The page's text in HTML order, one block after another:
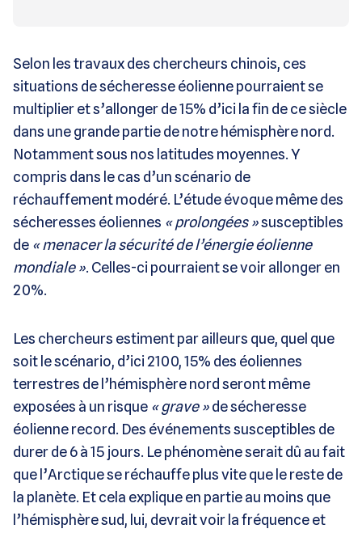
Selon les travaux des chercheurs chinois, ces
situations de sécheresse éolienne pourraient se
multiplier et s’allonger de 15% d’ici la fin de ce siècle
dans une grande partie de notre hémisphère nord.
Notamment sous nos latitudes moyennes. Y
compris dans le cas d’un scénario de
réchauffement modéré. L’étude évoque même des
sécheresses éoliennes « prolongées »susceptibles
de « menacer la sécurité de l’énergie éolienne
mondiale ». Celles-ci pourraient se voir allonger en
20%.
Les chercheurs estiment par ailleurs que, quel que
soit le scénario, d’ici 2100, 15% des éoliennes
terrestres de l’hémisphère nord seront même
exposées à un risque « grave »de sécheresse
éolienne record. Des événements susceptibles de
durer de 6 à 15 jours. Le phénomène serait dû au fait
que l’Arctique se réchauffe plus vite que le reste de
la planète. Et cela explique en partie au moins que
l’hémisphère sud, lui, devrait voir la fréquence et